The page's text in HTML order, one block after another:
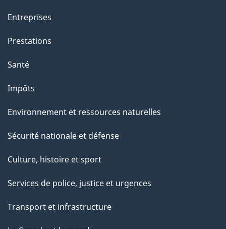
Entreprises
Prestations
Santé
Impôts
Environnement et ressources naturelles
Sécurité nationale et défense
Culture, histoire et sport
Services de police, justice et urgences
Transport et infrastructure